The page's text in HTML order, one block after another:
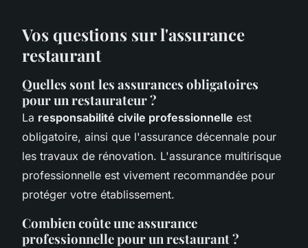
Vos questions sur l'assurance
restaurant
Quelles sont les assurances obligatoires
pour un restaurateur ?
La responsabilité civile professionnelle est
obligatoire, ainsi que l'assurance décennale pour
les travaux de rénovation. L'assurance multirisque
professionnelle est vivement recommandée pour
protéger votre établissement.
Combien coûte une assurance
professionnelle pour un restaurant ?